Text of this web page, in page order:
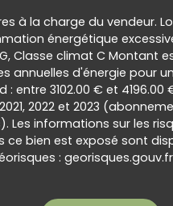
à la charge du vendeur.
énergétique
Classe climat C Montant
annuelles d'énergie pour
: entre 3102.00 € et 4196.00
2022 et 2023
Les informations sur les
ce bien est exposé sont
: